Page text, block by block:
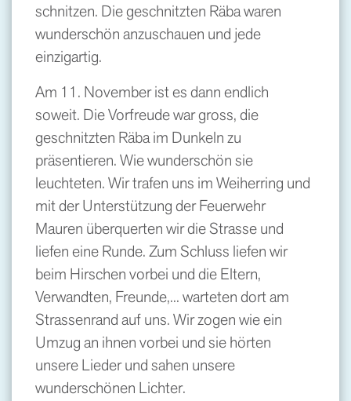
schnitzen. Die geschnitzten Räba waren
wunderschön anzuschauen und jede
einzigartig.
Am 11. November ist es dann endlich
soweit. Die Vorfreude war gross, die
geschnitzten Räba im Dunkeln zu
präsentieren. Wie wunderschön sie
leuchteten. Wir trafen uns im Weiherring und
mit der Unterstützung der Feuerwehr
Mauren überquerten wir die Strasse und
liefen eine Runde. Zum Schluss liefen wir
beim Hirschen vorbei und die Eltern,
Verwandten, Freunde,... warteten dort am
Strassenrand auf uns. Wir zogen wie ein
Umzug an ihnen vorbei und sie hörten
unsere Lieder und sahen unsere
wunderschönen Lichter.